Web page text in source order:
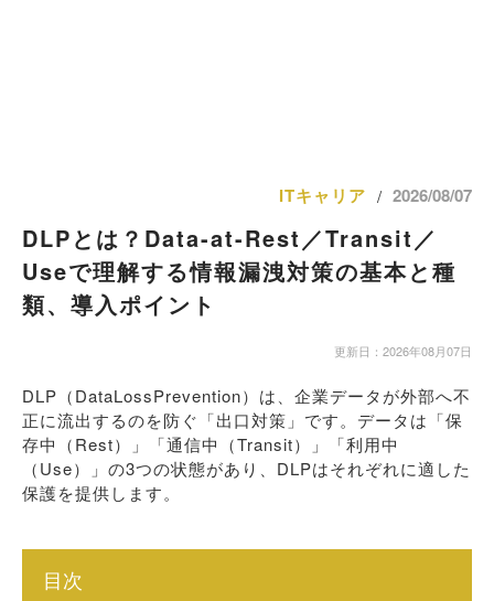
ITキャリア / 2026/08/07
DLPとは？Data-at-Rest／Transit／
Useで理解する情報漏洩対策の基本と種
類、導入ポイント
更新日：2026年08月07日
DLP（DataLossPrevention）は、企業データが外部へ不
正に流出するのを防ぐ「出口対策」です。データは「保
存中（Rest）」「通信中（Transit）」「利用中
（Use）」の3つの状態があり、DLPはそれぞれに適した
保護を提供します。
目次